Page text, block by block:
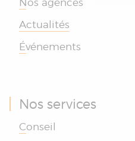
Nos agences
Actualités
Événements
Nos services
Conseil